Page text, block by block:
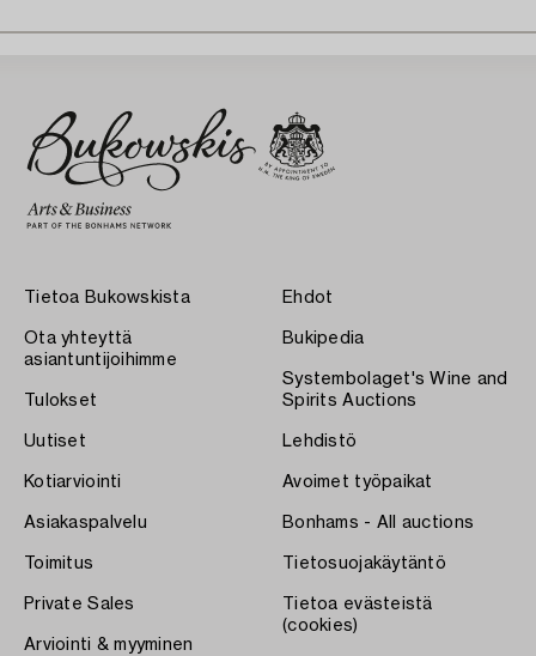
Tietoa Bukowskista
Ota yhteyttä
asiantuntijoihimme
Tulokset
Uutiset
Kotiarviointi
Asiakaspalvelu
Toimitus
Private Sales
Arviointi & myyminen
Ehdot
Bukipedia
Systembolaget's Wine and
Spirits Auctions
Lehdistö
Avoimet työpaikat
Bonhams - All auctions
Tietosuojakäytäntö
Tietoa evästeistä
(cookies)